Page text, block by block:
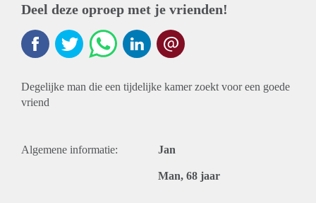
Deel deze oproep met je vrienden!
Degelijke man die een tijdelijke kamer zoekt voor een goede
vriend
Algemene informatie: Jan
Man, 68 jaar